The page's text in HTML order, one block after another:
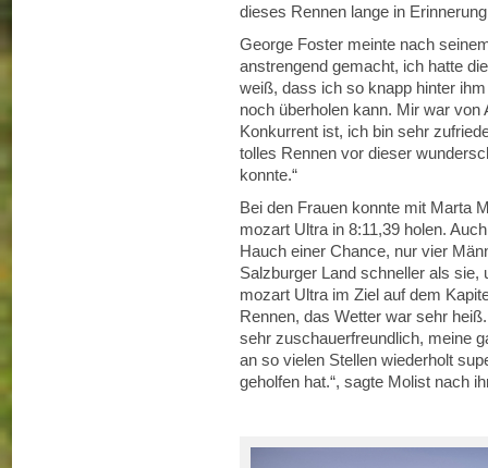
dieses Rennen lange in
George Foster meinte nach
anstrengend gemacht, ich hatte
weiß, dass ich so knapp hinter
noch überholen kann. Mir war
Konkurrent ist, ich bin sehr
tolles Rennen vor dieser
konnte.“
Bei den Frauen konnte mit Marta
mozart Ultra in 8:11,39 holen.
Hauch einer Chance, nur vier
Salzburger Land schneller als
mozart Ultra im Ziel auf dem
Rennen, das Wetter war sehr
sehr zuschauerfreundlich, meine
an so vielen Stellen wiederholt
geholfen hat.“, sagte Molist nach